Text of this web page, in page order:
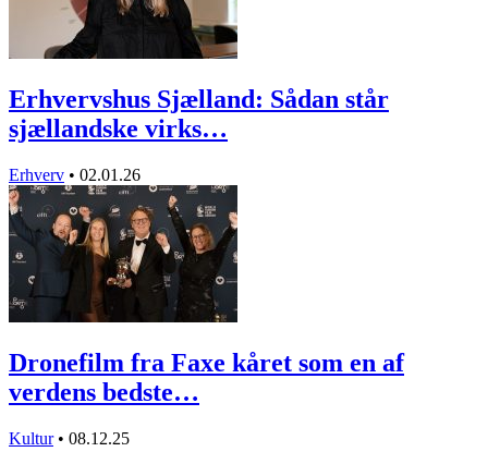
Erhvervshus Sjælland: Sådan står
sjællandske virks…
Erhverv • 02.01.26
Dronefilm fra Faxe kåret som en af
verdens bedste…
Kultur • 08.12.25